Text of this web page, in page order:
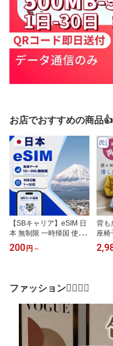
お店でおすすめの商品
【SBキャリア】eSIM 日
本 無制限 一時帰国 使い
放題 国内 esim日本 プリ
ペイドesim 国内利用 高
メール納品 データ専用
通信専用 使い捨てesim
データ通信esim 選べる
プラン LINE対応 正規品
QRコード設定 9:30~18:3
200円 ～
背も
座椅
る
ング
座布
ファッション👯‍♀️👯‍♀️